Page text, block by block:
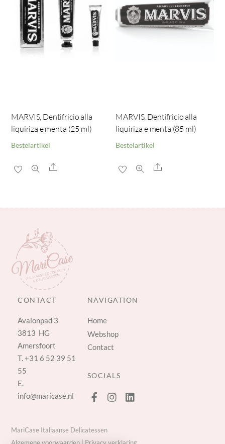
MARVIS, Dentifricio alla
liquiriza e menta (25 ml)
Bestelartikel
Share
MARVIS, Dentifricio alla
liquiriza e menta (85 ml)
Bestelartikel
Share
CONTACT
Avalonpad 3
3813 HG
Amersfoort
T.+31 6 52 39 51
55
E.
info@maricase.nl
NAVIGATION
Home
Webshop
Contact
SOCIALS
MariCase Italiaanse Delicatessen